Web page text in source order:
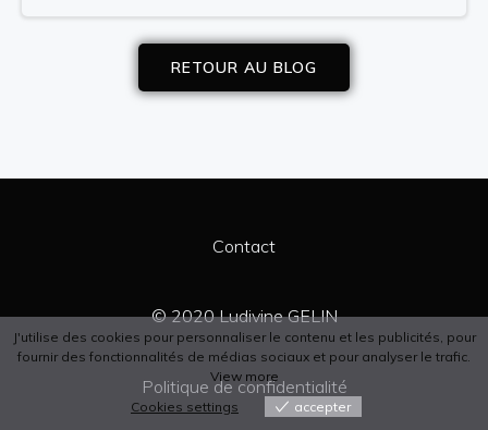
RETOUR AU BLOG
Contact
© 2020 Ludivine GELIN
Politique de confidentialité
J'utilise des cookies pour personnaliser le contenu et les publicités, pour
fournir des fonctionnalités de médias sociaux et pour analyser le trafic.
View more
Cookies settings
accepter